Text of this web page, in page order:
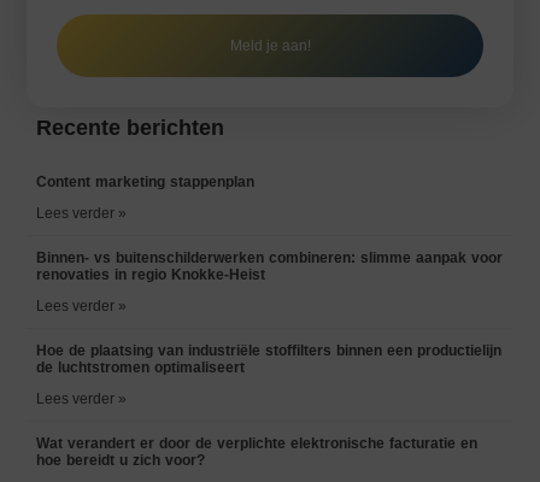
Recente berichten
Content marketing stappenplan
Lees verder »
Binnen- vs buitenschilderwerken combineren: slimme aanpak voor
renovaties in regio Knokke-Heist
Lees verder »
Hoe de plaatsing van industriële stoffilters binnen een productielijn
de luchtstromen optimaliseert
Lees verder »
Wat verandert er door de verplichte elektronische facturatie en
hoe bereidt u zich voor?
Meld je aan!